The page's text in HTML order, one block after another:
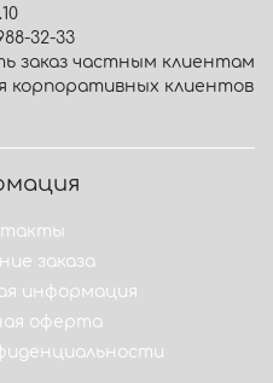
32-33
заказ частным клиентам
корпоративных клиентов
заказа
информация
оферта